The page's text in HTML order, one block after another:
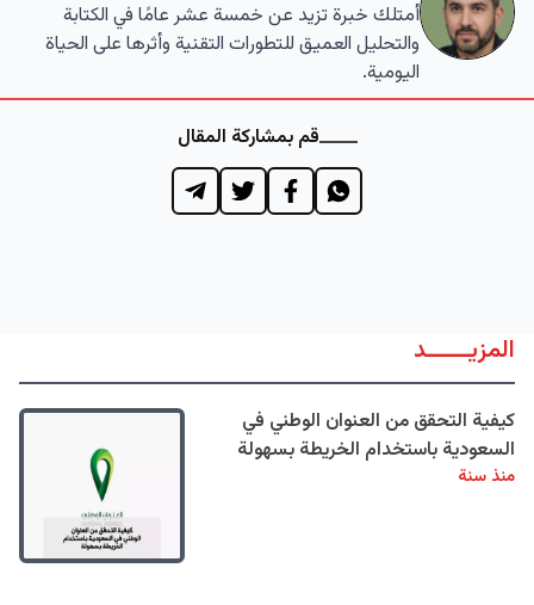
أمتلك خبرة تزيد عن خمسة عشر عامًا في الكتابة
والتحليل العميق للتطورات التقنية وأثرها على الحياة
اليومية.
قم بمشاركة المقال
المزيــــــد
كيفية التحقق من العنوان الوطني في
السعودية باستخدام الخريطة بسهولة
منذ سنة